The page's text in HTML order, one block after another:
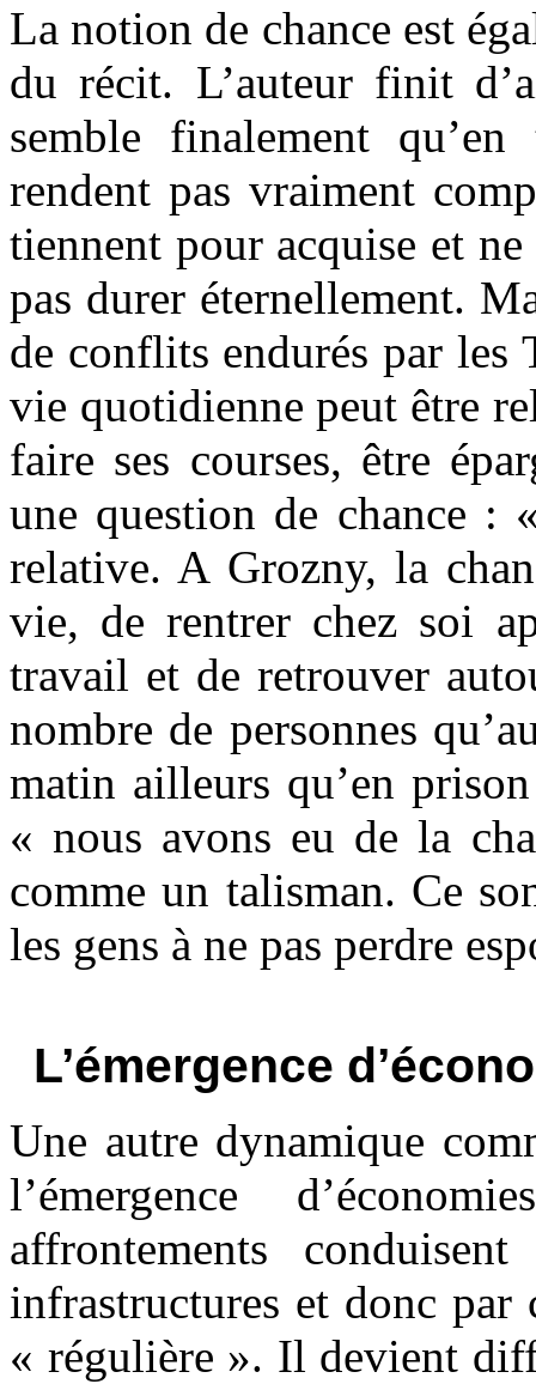
La notion de chance est
du récit. L’auteur finit
semble finalement
rendent pas vraiment
tiennent pour acquise et
pas durer éternellement.
de conflits endurés par les
vie quotidienne peut être
faire ses courses, être
une question de chance :
relative. A Grozny, la
vie, de rentrer chez soi
travail et de retrouver
nombre de personnes
matin ailleurs qu’en
« nous avons eu de la
comme un talisman. Ce
les gens à ne pas perdre
L’émergence
Une autre dynamique
l’émergence
affrontements
infrastructures et donc par
« régulière ». Il devient